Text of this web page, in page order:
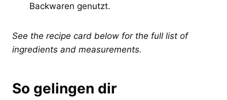
Backwaren genutzt.
See the recipe card below for the full list of
ingredients and measurements.
So gelingen dir